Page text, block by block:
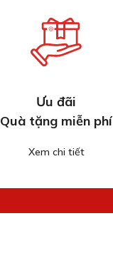
Ưu đãi
Quà tặng miễn phí
Xem chi tiết